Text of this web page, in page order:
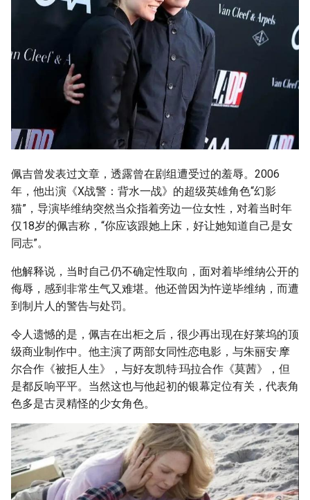
佩吉曾发表过文章，透露曾在剧组遭受过的羞辱。2006
年，他出演《X战警：背水一战》的超级英雄角色“幻影
猫”，导演毕维纳突然当众指着旁边一位女性，对着当时年
仅18岁的佩吉称，“你应该跟她上床，好让她知道自己是女
同志”。
他解释说，当时自己仍不确定性取向，面对着毕维纳公开的
侮辱，感到非常生气又难堪。他还曾因为忤逆毕维纳，而遭
到制片人的警告与处罚。
令人遗憾的是，佩吉在出柜之后，很少再出现在好莱坞的顶
级商业制作中。他主演了两部女同性恋电影，与朱丽安·摩
尔合作《被拒人生》，与好友凯特·玛拉合作《莫茜》，但
是都反响平平。当然这也与他起初的银幕定位有关，代表角
色多是古灵精怪的少女角色。